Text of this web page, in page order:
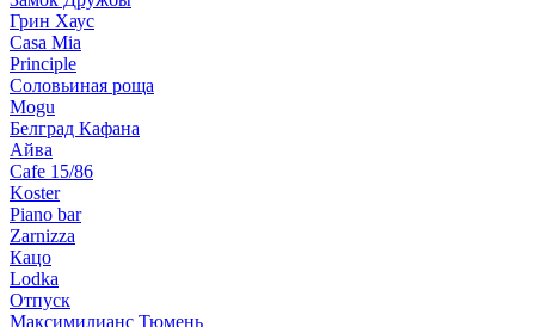
Грин Хаус
Casa Mia
Principle
Соловьиная роща
Mogu
Белград Кафана
Айва
Cafe 15/86
Koster
Piano bar
Zarnizza
Кацо
Lodka
Отпуск
Максимилианс Тюмень